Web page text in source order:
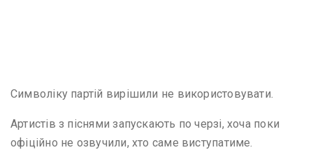
Символіку партій вирішили не використовувати.
Артистів з піснями запускають по черзі, хоча поки
офіційно не озвучили, хто саме виступатиме.